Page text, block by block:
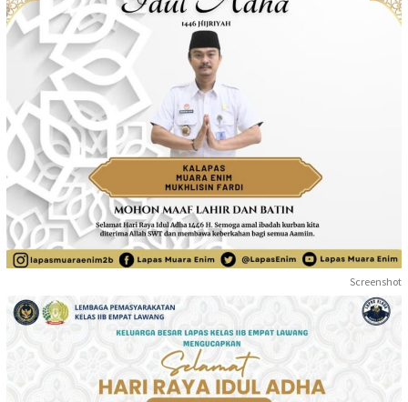
Screenshot